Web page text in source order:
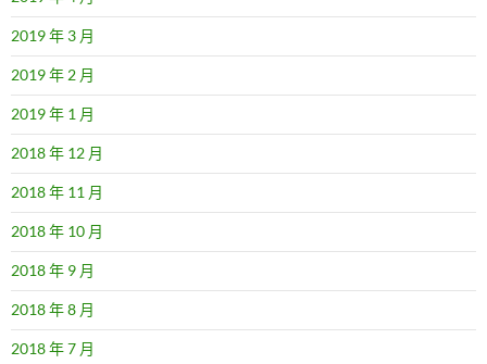
2019 年 3 月
2019 年 2 月
2019 年 1 月
2018 年 12 月
2018 年 11 月
2018 年 10 月
2018 年 9 月
2018 年 8 月
2018 年 7 月